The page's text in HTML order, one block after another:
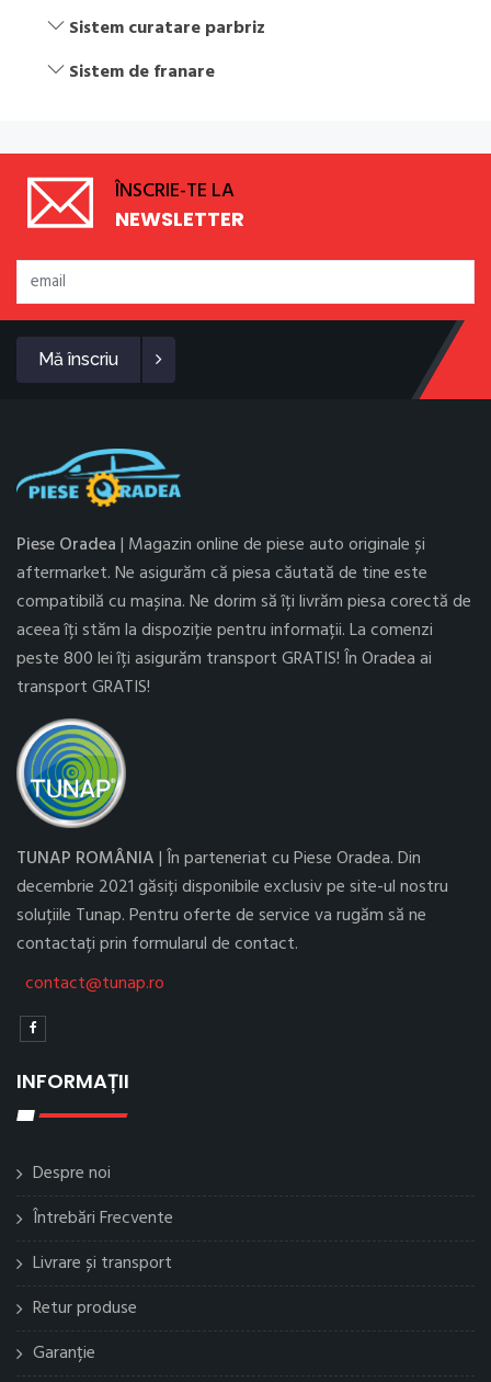
Sistem curatare parbriz
Sistem de franare
ÎNSCRIE-TE LA
NEWSLETTER
Mă înscriu
Piese Oradea| Magazin online de piese auto originale și
aftermarket. Ne asigurăm că piesa căutată de tine este
compatibilă cu mașina. Ne dorim să îți livrăm piesa corectă de
aceea îți stăm la dispoziție pentru informații. La comenzi
peste 800 lei îți asigurăm transport GRATIS! În Oradea ai
transport GRATIS!
TUNAP ROMÂNIA| În parteneriat cu Piese Oradea. Din
decembrie 2021 găsiți disponibile exclusiv pe site-ul nostru
soluțiile Tunap. Pentru oferte de service va rugăm să ne
contactați prin formularul de contact.
contact@tunap.ro
INFORMAȚII
Despre noi
Întrebări Frecvente
Livrare și transport
Retur produse
Garanție